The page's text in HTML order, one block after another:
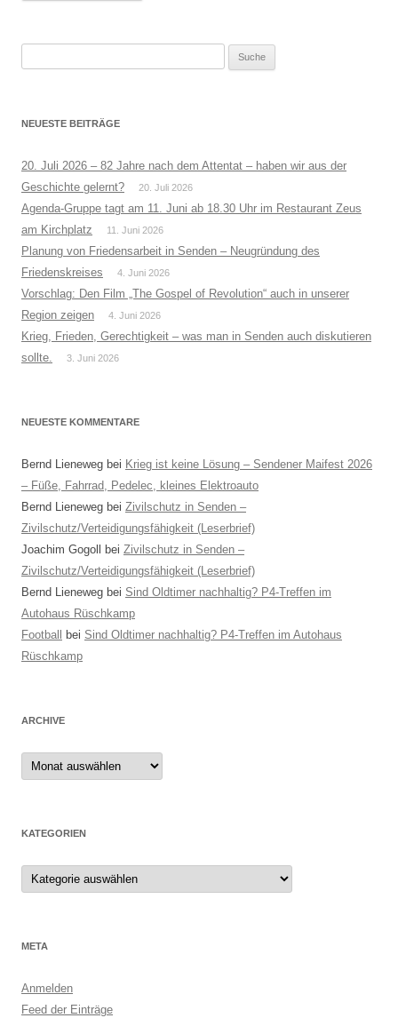
NEUESTE BEITRÄGE
20. Juli 2026 – 82 Jahre nach dem Attentat – haben wir aus der
Geschichte gelernt?
20. Juli 2026
Agenda-Gruppe tagt am 11. Juni ab 18.30 Uhr im Restaurant Zeus
am Kirchplatz
11. Juni 2026
Planung von Friedensarbeit in Senden – Neugründung des
Friedenskreises
4. Juni 2026
Vorschlag: Den Film „The Gospel of Revolution“ auch in unserer
Region zeigen
4. Juni 2026
Krieg, Frieden, Gerechtigkeit – was man in Senden auch diskutieren
sollte.
3. Juni 2026
NEUESTE KOMMENTARE
Bernd Lieneweg bei Krieg ist keine Lösung – Sendener Maifest 2026
– Füße, Fahrrad, Pedelec, kleines Elektroauto
Bernd Lieneweg bei Zivilschutz in Senden –
Zivilschutz/Verteidigungsfähigkeit (Leserbrief)
Joachim Gogoll
bei Zivilschutz in Senden –
Zivilschutz/Verteidigungsfähigkeit (Leserbrief)
Bernd Lieneweg bei Sind Oldtimer nachhaltig? P4-Treffen im
Autohaus Rüschkamp
Football
bei Sind Oldtimer nachhaltig? P4-Treffen im Autohaus
Rüschkamp
ARCHIVE
Archive
KATEGORIEN
Kategorien
META
Anmelden
Feed der Einträge